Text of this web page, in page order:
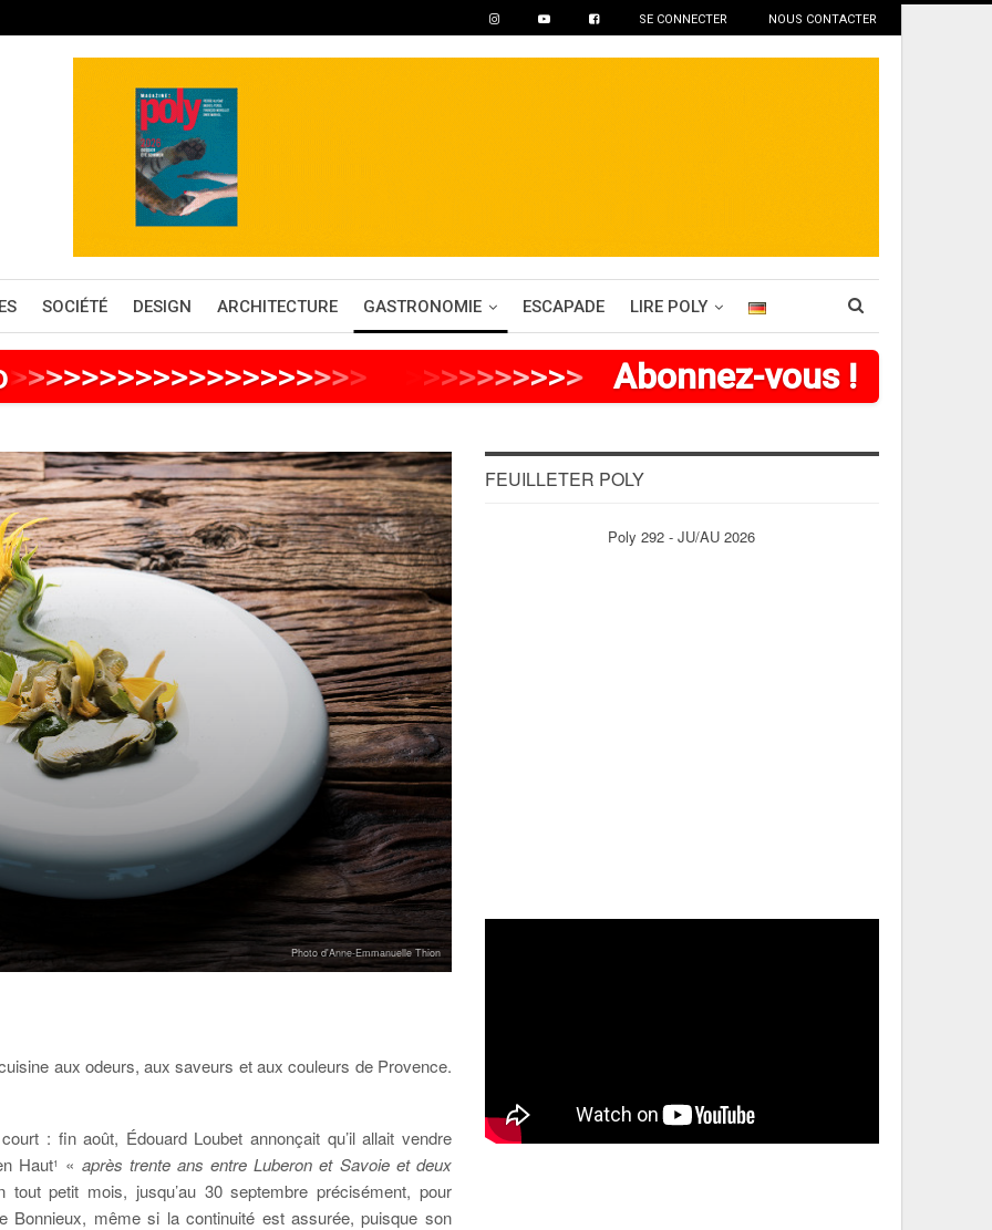
SE CONNECTER NOUS CONTACTER
SOCIÉTÉ DESIGN ARCHITECTURE GASTRONOMIE ESCAPADE LIRE POLY
>>>>>>>>>>>>>>>>>>>> >>>>>>>> Abonnez-vous !
Photo d'Anne-Emmanuelle Thion
aux odeurs, aux saveurs et aux couleurs de Provence.
: fin août, Édouard Loubet annonçait qu’il allait vendre
Haut1 « après trente ans entre Luberon et Savoie et deux
petit mois, jusqu’au 30 septembre précisément, pour
Bonnieux, même si la continuité est assurée, puisque son
FEUILLETER POLY
Poly 292 - JU/AU 2026